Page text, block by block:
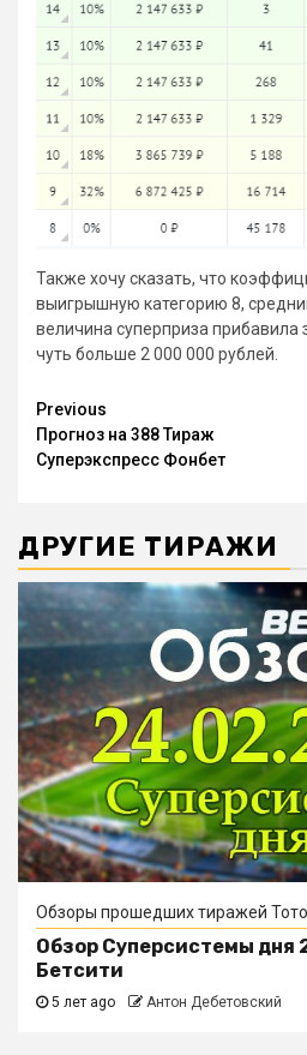
Также хочу сказать, что
выигрышную категорию 8,
величина суперприза
чуть больше 2 000 000 рублей.
Continue
Reading
Previous
Прогноз на 388 Тираж
Суперэкспресс Фонбет
ДРУГИЕ ТИРАЖИ
Обзоры прошедших тиражей Тото
Обзор Суперсистемы дня
Бетсити
5 лет ago Антон Дебетовский